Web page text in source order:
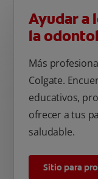
Ayudar a
la
Más
Colgate.
educativos,
ofrecer a tus
saludable.
Sitio para